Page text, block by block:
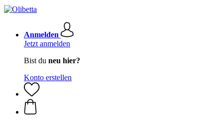
Anmelden
Jetzt anmelden
Bist du neu hier?
Konto erstellen